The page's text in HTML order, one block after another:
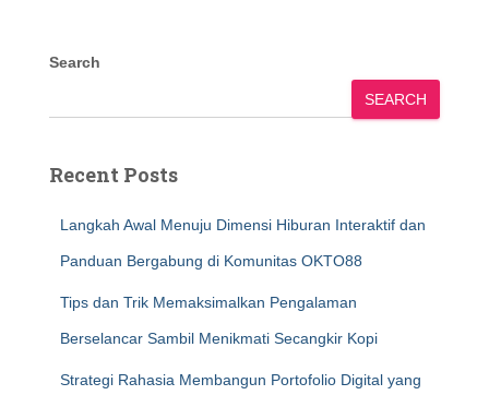
Search
SEARCH
Recent Posts
Langkah Awal Menuju Dimensi Hiburan Interaktif dan
Panduan Bergabung di Komunitas OKTO88
Tips dan Trik Memaksimalkan Pengalaman
Berselancar Sambil Menikmati Secangkir Kopi
Strategi Rahasia Membangun Portofolio Digital yang